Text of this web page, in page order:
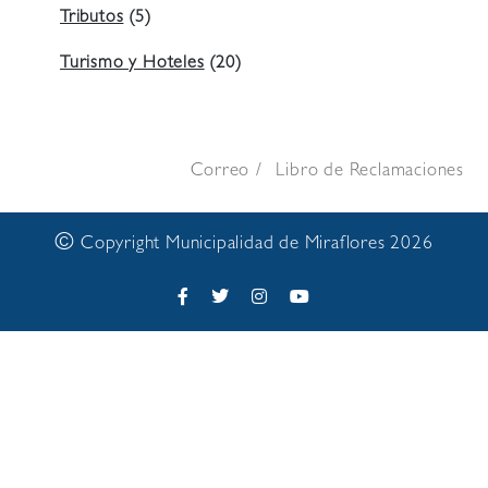
Tributos (5)
Turismo y Hoteles (20)
Correo Libro de Reclamaciones
© Copyright Municipalidad de Miraflores 2026